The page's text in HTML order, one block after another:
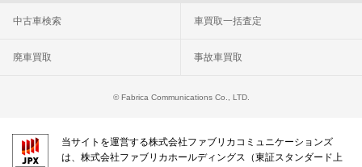
中古車検索 車買取一括査定
廃車買取 事故車買取
© Fabrica Communications Co., LTD.
当サイトを運営する株式会社ファブリカコミュニケーションズ
は、株式会社ファブリカホールディングス（東証スタンダード上